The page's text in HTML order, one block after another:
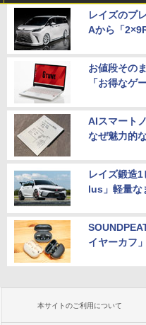
レイズのプ
Aから「
お値段その
「お得なゲ
AIスマート
なぜ魅力的
レイズ鍛造
lus」軽量な
イヤーカフ
本サイトのご利用について